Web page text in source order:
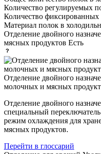
Количество регулируемых
Количество фиксированных
Материал полок в
Отделение двойного
мясных продуктов Есть
Отделение двойного
молочных и мясных
Отделение двойного
специальный
режим охлаждения для
мясных продуктов.
Перейти в глоссарий